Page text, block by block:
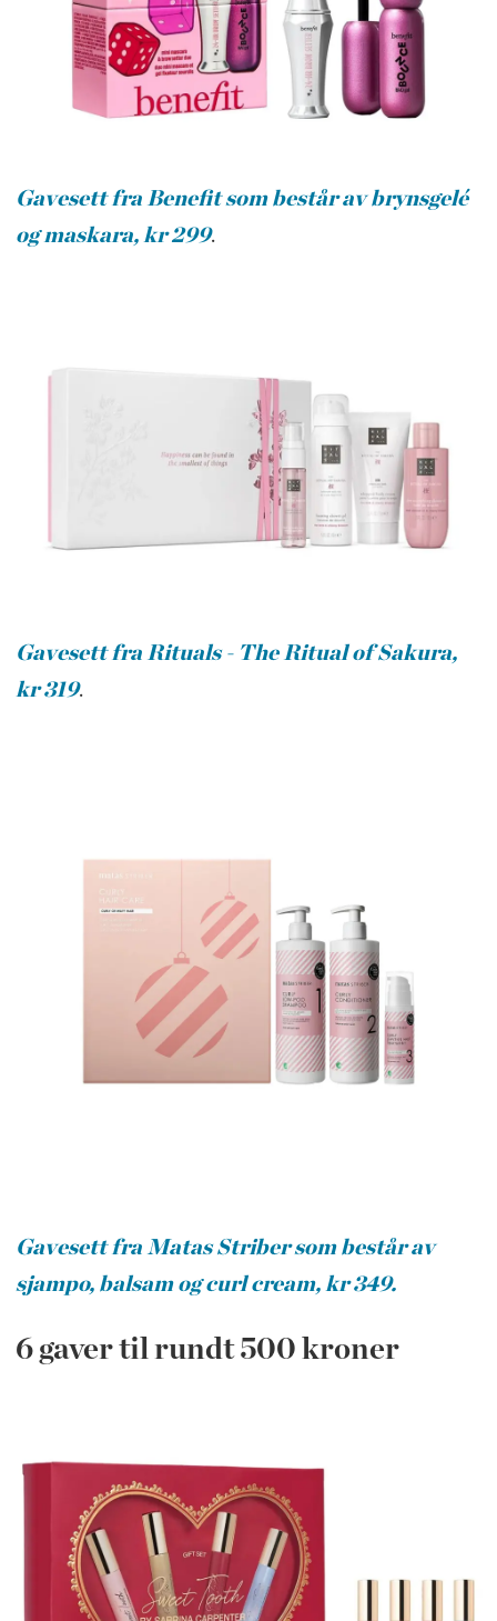
Gavesett fra Benefit som består av brynsgelé
og maskara, kr 299.
Gavesett fra Rituals - The Ritual of Sakura,
kr 319.
Gavesett fra Matas Striber som består av
sjampo, balsam og curl cream, kr 349.
6 gaver til rundt 500 kroner